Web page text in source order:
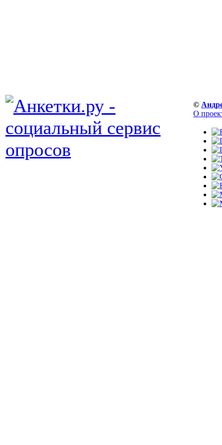
©
О